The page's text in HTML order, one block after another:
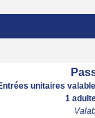
unitaires
1